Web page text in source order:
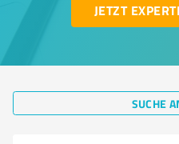
JETZT
SUCHE